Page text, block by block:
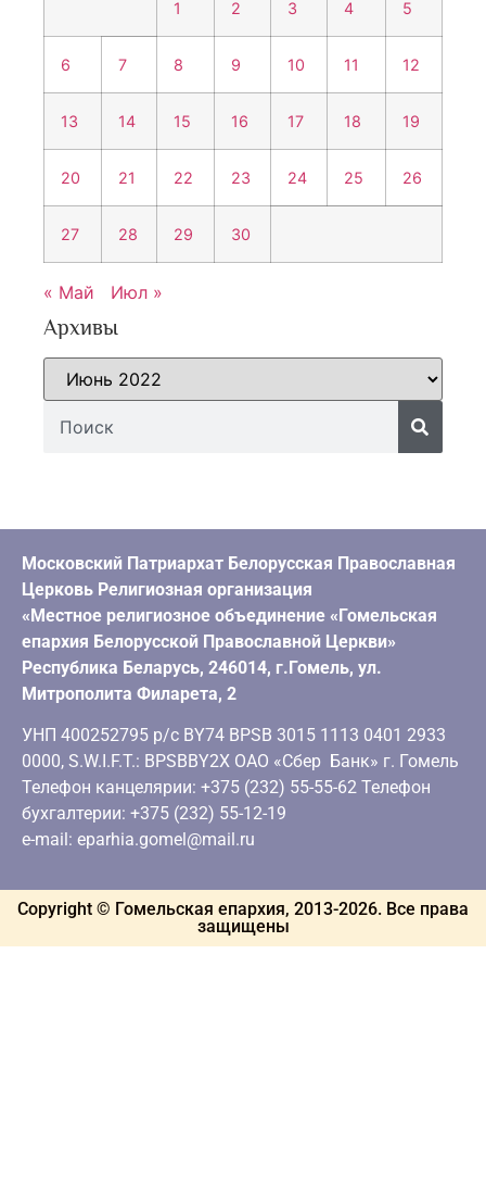
1 2 3 4 5
6 7 8 9 10 11 12
13 14 15 16 17 18 19
20 21 22 23 24 25 26
27 28 29 30
« Май Июл »
Архивы
Московский Патриархат Белорусская Православная
Церковь Религиозная организация
«Местное религиозное объединение «Гомельская
епархия Белорусской Православной Церкви»
Республика Беларусь, 246014, г.Гомель, ул.
Митрополита Филарета, 2
УНП 400252795 р/с BY74 BPSB 3015 1113 0401 2933
0000, S.W.I.F.T.: BPSBBY2X ОАО «Сбер Банк» г. Гомель
Телефон канцелярии: +375 (232) 55-55-62 Телефон
бухгалтерии: +375 (232) 55-12-19
e-mail: eparhia.gomel@mail.ru
Copyright © Гомельская епархия, 2013-2026. Все права
защищены